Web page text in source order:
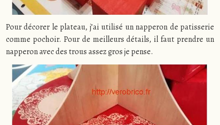
Pour décorer le plateau, j’ai utilisé un napperon de patisserie
comme pochoir. Pour de meilleurs détails, il faut prendre un
napperon avec des trous assez gros je pense.